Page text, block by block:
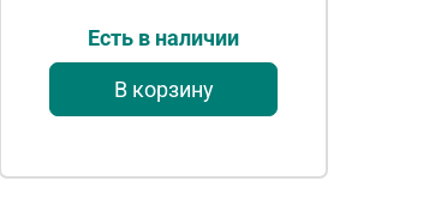
Есть в наличии
В корзину